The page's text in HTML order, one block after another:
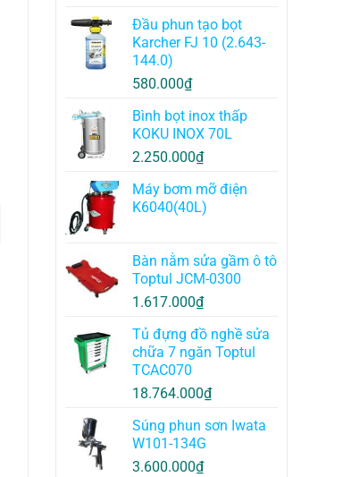
Đầu phun tạo bọt
Karcher FJ 10 (2.643-
144.0)
580.000₫
Bình bọt inox thấp
KOKU INOX 70L
2.250.000₫
Máy bơm mỡ điện
K6040(40L)
Bàn nằm sửa gầm ô tô
Toptul JCM-0300
1.617.000₫
Tủ đựng đồ nghề sửa
chữa 7 ngăn Toptul
TCAC070
18.764.000₫
Súng phun sơn Iwata
W101-134G
3.600.000₫